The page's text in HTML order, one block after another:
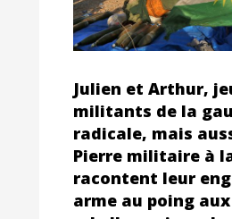
Julien et Arthur,
militants de la
radicale, mais
Pierre militaire à
racontent leur
arme au poing